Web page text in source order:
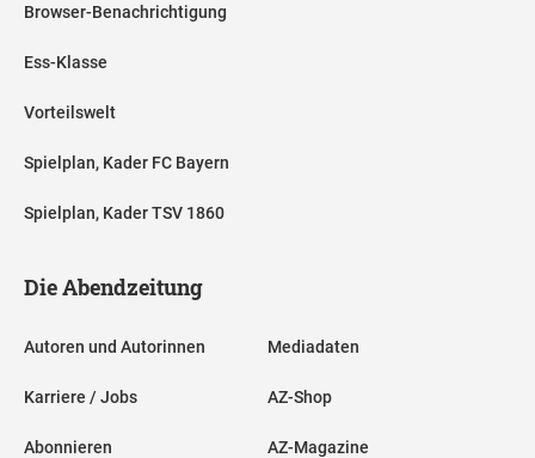
Browser-Benachrichtigung
Ess-Klasse
Vorteilswelt
Spielplan, Kader FC Bayern
Spielplan, Kader TSV 1860
Die Abendzeitung
Autoren und Autorinnen
Karriere / Jobs
Abonnieren
Mediadaten
AZ-Shop
AZ-Magazine